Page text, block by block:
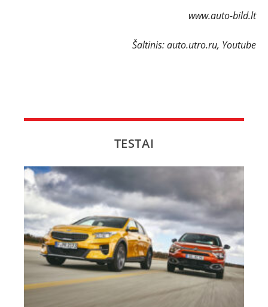
www.auto-bild.lt
Šaltinis: auto.utro.ru, Youtube
TESTAI